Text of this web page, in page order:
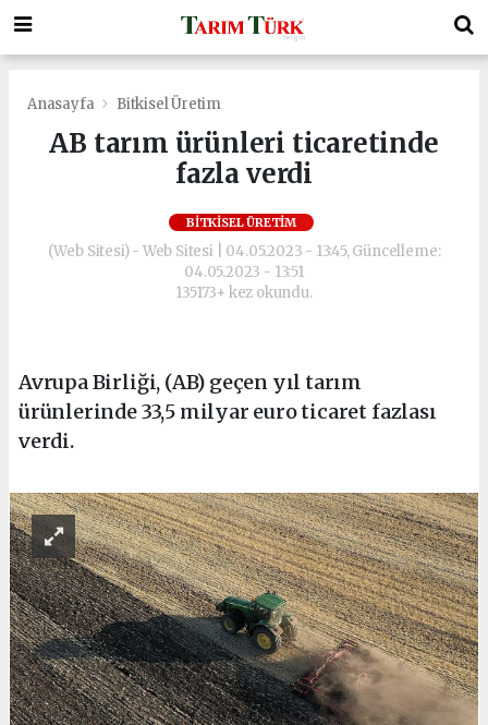
Anasayfa Bitkisel Üretim
AB tarım ürünleri ticaretinde
fazla verdi
BITKISEL ÜRETIM
(Web Sitesi) - Web Sitesi | 04.05.2023 - 13:45, Güncelleme:
04.05.2023 - 13:51
135173+ kez okundu.
Avrupa Birliği, (AB) geçen yıl tarım
ürünlerinde 33,5 milyar euro ticaret fazlası
verdi.